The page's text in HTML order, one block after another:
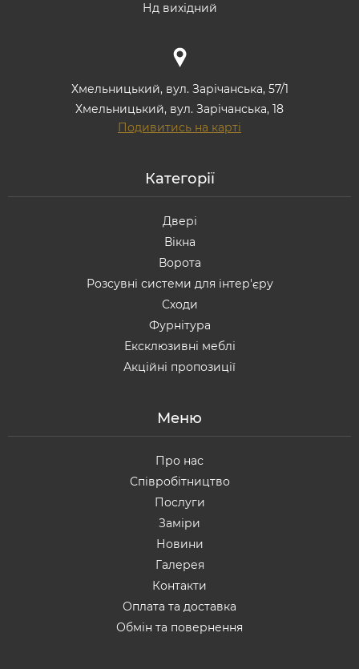
Нд вихідний
Хмельницький, вул. Зарічанська, 57/1
Хмельницький, вул. Зарічанська, 18
Подивитись на карті
Категорії
Двері
Вікна
Ворота
Розсувні системи для інтер'єру
Сходи
Фурнітура
Ексклюзивні меблі
Акційні пропозиції
Меню
Про нас
Співробітництво
Послуги
Заміри
Новини
Галерея
Контакти
Оплата та доставка
Обмін та повернення